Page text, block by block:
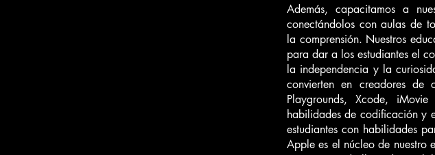
Además, capacitamos a
conectándolos con aulas de
la comprensión. Nuestros
para dar a los estudiantes el
la independencia y la
convierten en creadores de
Playgrounds, Xcode,
habilidades de codificación y
estudiantes con habilidades
Apple es el núcleo de nuestro